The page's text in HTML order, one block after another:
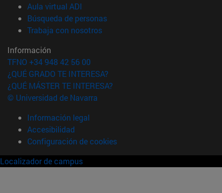
Aula virtual ADI
Búsqueda de personas(abre en nueva ventana)
Trabaja con nosotros(abre en nueva ventana)
Información
TFNO +34 948 42 56 00
¿QUÉ GRADO TE INTERESA?
¿QUÉ MÁSTER TE INTERESA?
© Universidad de Navarra
Información legal
Accesibilidad
Configuración de cookies
Localizador de campus